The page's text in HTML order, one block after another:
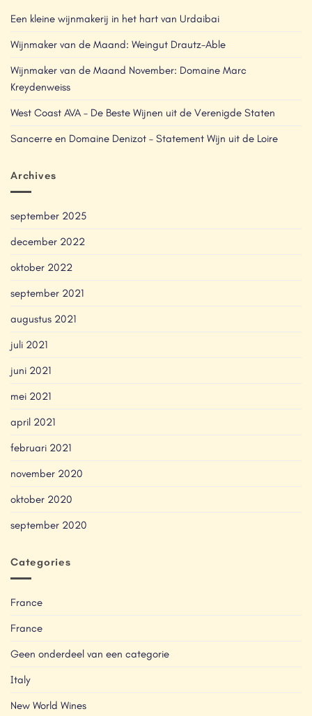
Een kleine wijnmakerij in het hart van Urdaibai
Wijnmaker van de Maand: Weingut Drautz-Able
Wijnmaker van de Maand November: Domaine Marc
Kreydenweiss
West Coast AVA – De Beste Wijnen uit de Verenigde Staten
Sancerre en Domaine Denizot – Statement Wijn uit de Loire
Archives
september 2025
december 2022
oktober 2022
september 2021
augustus 2021
juli 2021
juni 2021
mei 2021
april 2021
februari 2021
november 2020
oktober 2020
september 2020
Categories
France
France
Geen onderdeel van een categorie
Italy
New World Wines